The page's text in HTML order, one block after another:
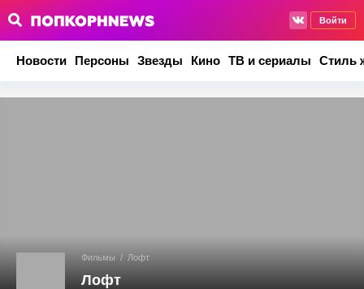
Войти
Новости Персоны Звезды Кино ТВ и сериалы Стиль
Фильмы / Лофт
Лофт